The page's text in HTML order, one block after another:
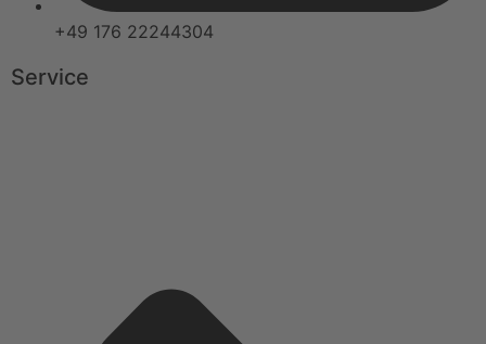
+49 176 22244304
Service